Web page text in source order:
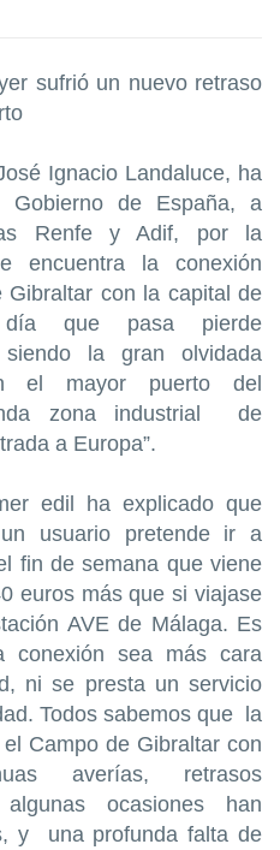
sufrió un nuevo retraso
Ignacio Landaluce, ha
Gobierno de España, a
Renfe y Adif, por la
encuentra la conexión
con la capital de
que pasa pierde
la gran olvidada
el mayor puerto del
zona industrial de
a Europa”.
edil ha explicado que
usuario pretende ir a
fin de semana que viene
euros más que si viajase
AVE de Málaga. Es
conexión sea más cara
ni se presta un servicio
Todos sabemos que la
Campo de Gibraltar con
averías, retrasos
ocasiones han
y una profunda falta de